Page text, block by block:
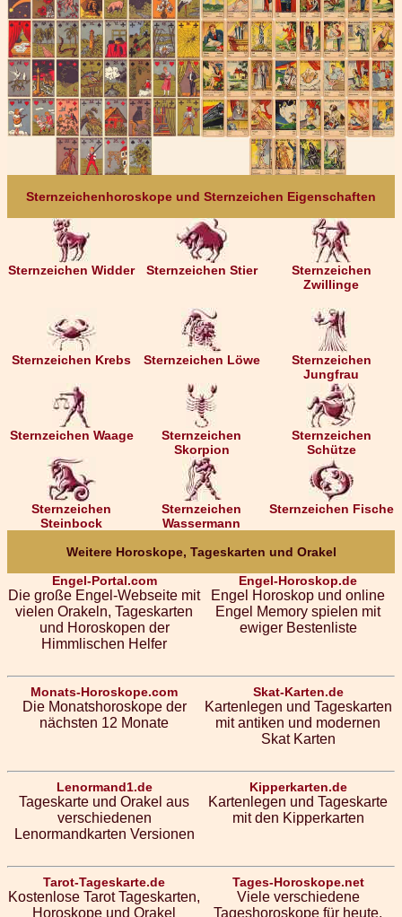
Sternzeichenhoroskope und Sternzeichen Eigenschaften
Sternzeichen Widder Sternzeichen Stier
Sternzeichen
Zwillinge
Sternzeichen Krebs Sternzeichen Löwe
Sternzeichen
Jungfrau
Sternzeichen Waage
Sternzeichen
Skorpion
Sternzeichen
Schütze
Sternzeichen
Steinbock
Sternzeichen
Wassermann
Sternzeichen Fische
Weitere Horoskope, Tageskarten und Orakel
Engel-Portal.com
Die große Engel-Webseite mit
vielen Orakeln, Tageskarten
und Horoskopen der
Himmlischen Helfer
Engel-Horoskop.de
Engel Horoskop und online
Engel Memory spielen mit
ewiger Bestenliste
Monats-Horoskope.com
Die Monatshoroskope der
nächsten 12 Monate
Skat-Karten.de
Kartenlegen und Tageskarten
mit antiken und modernen
Skat Karten
Lenormand1.de
Tageskarte und Orakel aus
verschiedenen
Lenormandkarten Versionen
Kipperkarten.de
Kartenlegen und Tageskarte
mit den Kipperkarten
Tarot-Tageskarte.de
Kostenlose Tarot Tageskarten,
Horoskope und Orakel
Tages-Horoskope.net
Viele verschiedene
Tageshoroskope für heute,